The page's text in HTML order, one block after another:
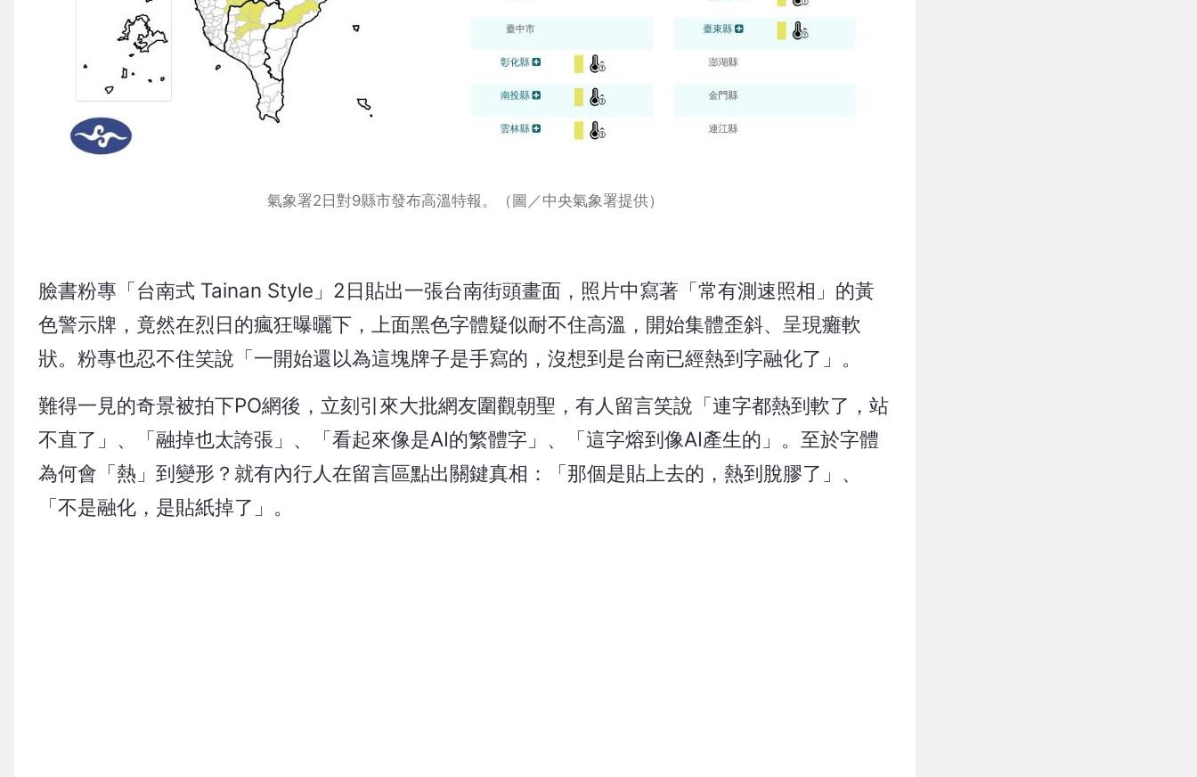
氣象署2日對9縣市發布高溫特報。（圖／中央氣象署提供）
臉書粉專「台南式 Tainan Style」2日貼出一張台南街頭畫面，照片中寫著「常有測速照相」的黃
色警示牌，竟然在烈日的瘋狂曝曬下，上面黑色字體疑似耐不住高溫，開始集體歪斜、呈現癱軟
狀。粉專也忍不住笑說「一開始還以為這塊牌子是手寫的，沒想到是台南已經熱到字融化了」。
難得一見的奇景被拍下PO網後，立刻引來大批網友圍觀朝聖，有人留言笑說「連字都熱到軟了，站
不直了」、「融掉也太誇張」、「看起來像是AI的繁體字」、「這字熔到像AI產生的」。至於字體
為何會「熱」到變形？就有內行人在留言區點出關鍵真相：「那個是貼上去的，熱到脫膠了」、
「不是融化，是貼紙掉了」。